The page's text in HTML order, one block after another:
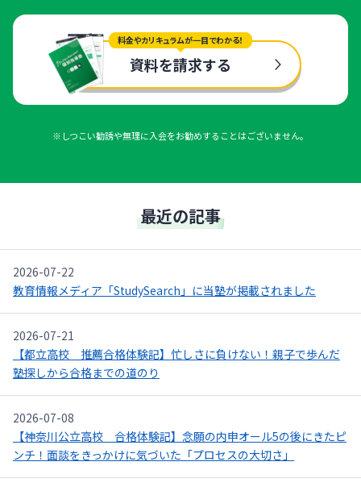
料金やカリキュラムが一目でわかる！
資料を請求する
※しつこい勧誘や無理に入会をお勧めすることはございません。
最近の記事
2026-07-22
教育情報メディア「StudySearch」に当塾が掲載されました
2026-07-21
【都立高校 推薦合格体験記】忙しさに負けない！親子で歩んだ
塾探しから合格までの道のり
2026-07-08
【神奈川公立高校 合格体験記】念願の内申オール5の後にきたピ
ンチ！面談をきっかけに気づいた「プロセスの大切さ」